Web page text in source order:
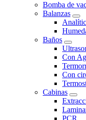
Bomba de
Balanzas
Baños
Con
Con
Cabinas
PCR